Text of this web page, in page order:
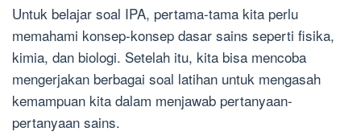
Untuk belajar soal IPA, pertama-tama kita perlu
memahami konsep-konsep dasar sains seperti fisika,
kimia, dan biologi. Setelah itu, kita bisa mencoba
mengerjakan berbagai soal latihan untuk mengasah
kemampuan kita dalam menjawab pertanyaan-
pertanyaan sains.